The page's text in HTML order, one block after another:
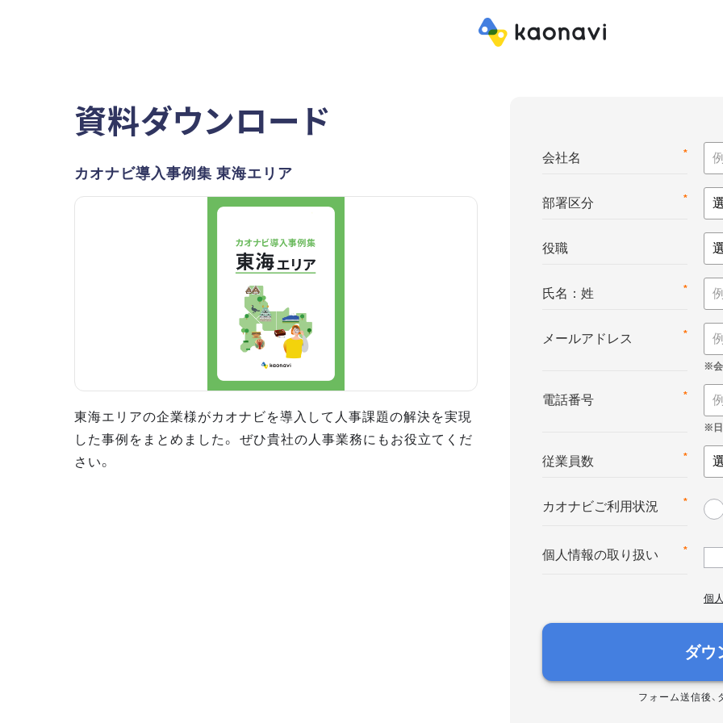
資料ダウンロード
カオナビ導入事例集 東海エリア
東海エリアの企業様がカオナビを導入して人事課題の解決を実現
した事例をまとめました。 ぜひ貴社の人事業務にもお役立てくだ
さい。
*
会社名
*
部署区分
役職
*
氏名：姓
*
メールアドレス
*
電話番号
*
従業員数
*
カオナビご利用状況
*
個人情報の取り扱い
個
ダウ
フォーム送信後